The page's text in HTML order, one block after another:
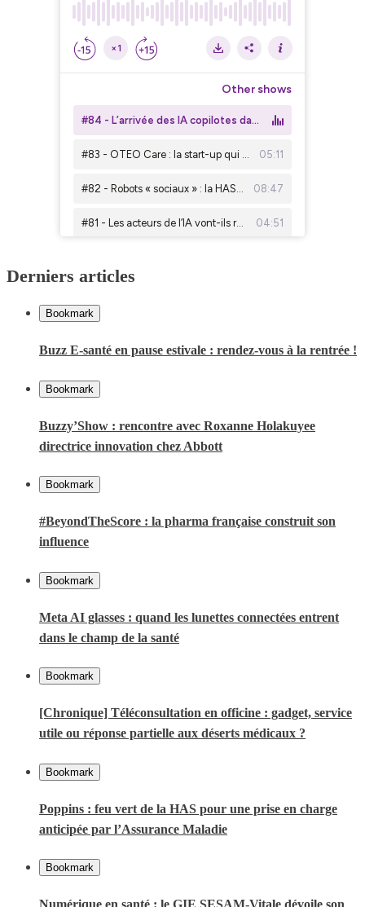
Derniers articles
Bookmark
Buzz E-santé en pause estivale : rendez-vous à la rentrée !
Bookmark
Buzzy’Show : rencontre avec Roxanne Holakuyee
directrice innovation chez Abbott
Bookmark
#BeyondTheScore : la pharma française construit son
influence
Bookmark
Meta AI glasses : quand les lunettes connectées entrent
dans le champ de la santé
Bookmark
[Chronique] Téléconsultation en officine : gadget, service
utile ou réponse partielle aux déserts médicaux ?
Bookmark
Poppins : feu vert de la HAS pour une prise en charge
anticipée par l’Assurance Maladie
Bookmark